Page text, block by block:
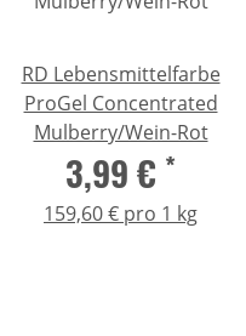
RD Lebensmittelfarbe
ProGel Concentrated
Mulberry/Wein-Rot
3,99 € *
159,60 € pro 1 kg